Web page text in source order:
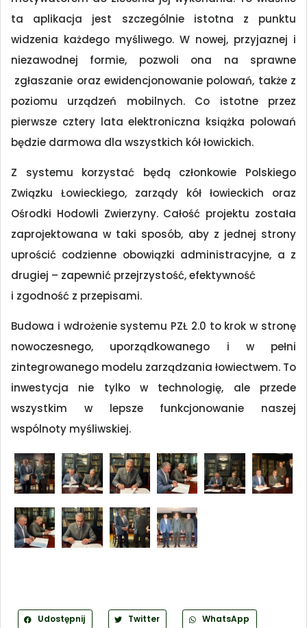
ta aplikacja jest szczególnie istotna z punktu
widzenia każdego myśliwego. W nowej, przyjaznej i
niezawodnej formie, pozwoli ona na sprawne
zgłaszanie oraz ewidencjonowanie polowań, także z
poziomu urządzeń mobilnych. Co istotne przez
pierwsze cztery lata elektroniczna książka polowań
będzie darmowa dla wszystkich kół łowickich.
Z systemu korzystać będą członkowie Polskiego
Związku Łowieckiego, zarządy kół łowieckich oraz
Ośrodki Hodowli Zwierzyny. Całość projektu została
zaprojektowana w taki sposób, aby z jednej strony
uprościć codzienne obowiązki administracyjne, a z
drugiej – zapewnić przejrzystość, efektywność
i zgodność z przepisami.
Budowa i wdrożenie systemu PZŁ 2.0 to krok w stronę
nowoczesnego, uporządkowanego i w pełni
zintegrowanego modelu zarządzania łowiectwem. To
inwestycja nie tylko w technologię, ale przede
wszystkim w lepsze funkcjonowanie naszej
wspólnoty myśliwskiej.
Udostępnij Twitter WhatsApp